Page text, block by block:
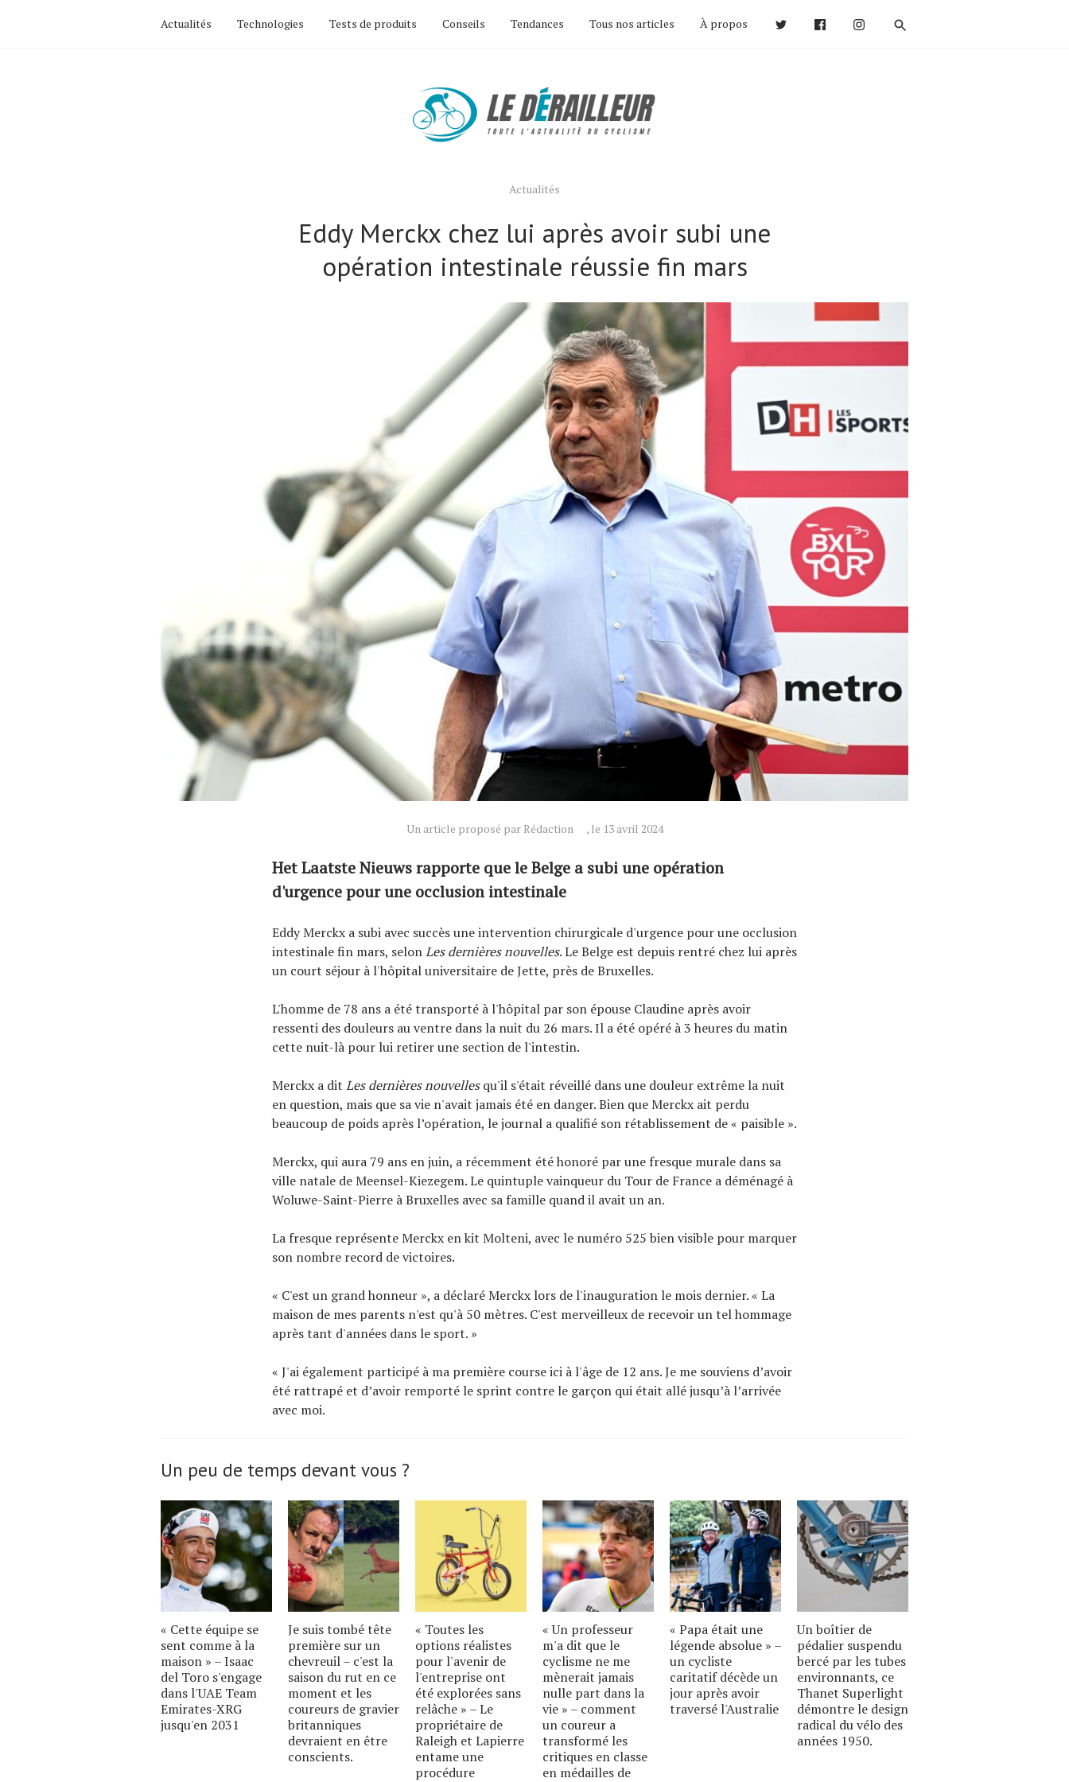
Actualités Technologies Tests de produits Conseils Tendances Tous nos articles À propos
Actualités
Eddy Merckx chez lui après avoir subi une
opération intestinale réussie fin mars
Un article proposé par Rédaction , le 13 avril 2024
Het Laatste Nieuws rapporte que le Belge a subi une opération
d'urgence pour une occlusion intestinale
Eddy Merckx a subi avec succès une intervention chirurgicale d'urgence pour une occlusion
intestinale fin mars, selonLes dernières nouvelles. Le Belge est depuis rentré chez lui après
un court séjour à l'hôpital universitaire de Jette, près de Bruxelles.
L'homme de 78 ans a été transporté à l'hôpital par son épouse Claudine après avoir
ressenti des douleurs au ventre dans la nuit du 26 mars. Il a été opéré à 3 heures du matin
cette nuit-là pour lui retirer une section de l'intestin.
Merckx a dit Les dernières nouvellesqu'il s'était réveillé dans une douleur extrême la nuit
en question, mais que sa vie n'avait jamais été en danger. Bien que Merckx ait perdu
beaucoup de poids après l’opération, le journal a qualifié son rétablissement de « paisible ».
Merckx, qui aura 79 ans en juin, a récemment été honoré par une fresque murale dans sa
ville natale de Meensel-Kiezegem. Le quintuple vainqueur du Tour de France a déménagé à
Woluwe-Saint-Pierre à Bruxelles avec sa famille quand il avait un an.
La fresque représente Merckx en kit Molteni, avec le numéro 525 bien visible pour marquer
son nombre record de victoires.
« C'est un grand honneur », a déclaré Merckx lors de l'inauguration le mois dernier. « La
maison de mes parents n'est qu'à 50 mètres. C'est merveilleux de recevoir un tel hommage
après tant d'années dans le sport. »
« J'ai également participé à ma première course ici à l'âge de 12 ans. Je me souviens d’avoir
été rattrapé et d’avoir remporté le sprint contre le garçon qui était allé jusqu’à l’arrivée
avec moi.
Un peu de temps devant vous ?
« Cette équipe se
sent comme à la
maison » – Isaac
del Toro s'engage
dans l'UAE Team
Emirates-XRG
jusqu'en 2031
Je suis tombé tête
première sur un
chevreuil – c'est la
saison du rut en ce
moment et les
coureurs de gravier
britanniques
devraient en être
conscients.
« Toutes les
options réalistes
pour l'avenir de
l'entreprise ont
été explorées sans
relâche » – Le
propriétaire de
Raleigh et Lapierre
entame une
procédure
« Un professeur
m'a dit que le
cyclisme ne me
mènerait jamais
nulle part dans la
vie » – comment
un coureur a
transformé les
critiques en classe
en médailles de
« Papa était une
légende absolue » –
un cycliste
caritatif décède un
jour après avoir
traversé l'Australie
Un boîtier de
pédalier suspendu
bercé par les tubes
environnants, ce
Thanet Superlight
démontre le design
radical du vélo des
années 1950.